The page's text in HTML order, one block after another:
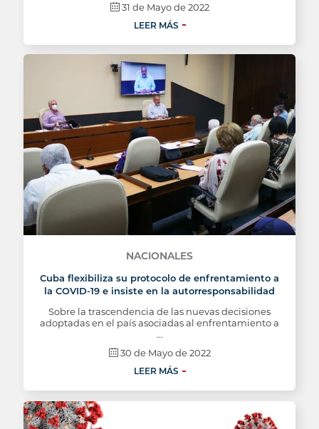
31 de Mayo de 2022
LEER MÁS
NACIONALES
Cuba flexibiliza su protocolo de enfrentamiento a
la COVID-19 e insiste en la autorresponsabilidad
Sobre la trascendencia de las nuevas decisiones
adoptadas en el país asociadas al enfrentamiento a
…
30 de Mayo de 2022
LEER MÁS